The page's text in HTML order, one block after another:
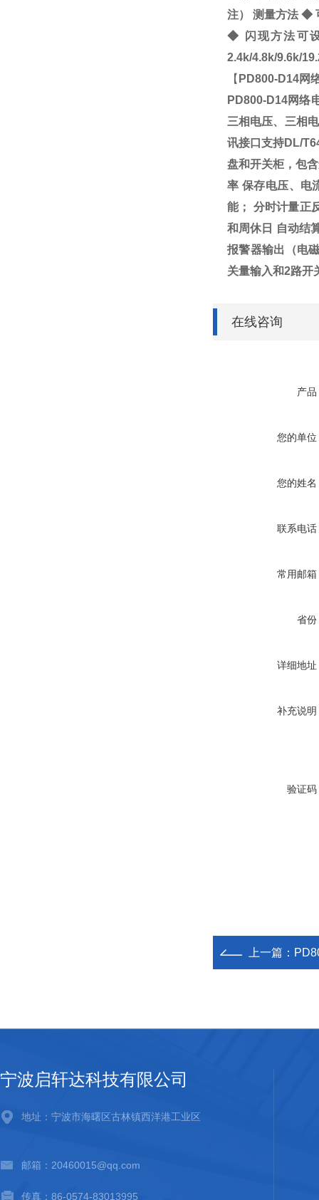
注） 测量方法◆
◆ 闪现方法可
2.4k/4.8k/9.6k/
【 PD800-D14网
PD800-D14网络
三相电压、三相
讯接口支持DL/
盘和开关柜，包
率 保存电压、电
能； 分时计量正
和周休日 自动结
报警器输出（电
关量输入和2路开
在线咨询
产品
您的单位
您的姓名
联系电话
常用邮箱
省份
详细地址
补充说明
验证码
上一篇：
宁波启轩达科技有限公司
地址：宁波市海曙区古林镇西洋港工业区
邮箱：20460015@qq.com
传真：86-0574-83013995